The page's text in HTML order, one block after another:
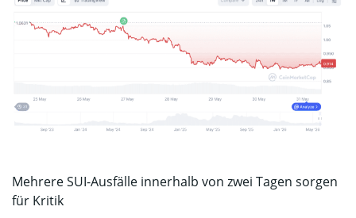
Mehrere SUI-Ausfälle innerhalb von zwei Tagen sorgen
für Kritik